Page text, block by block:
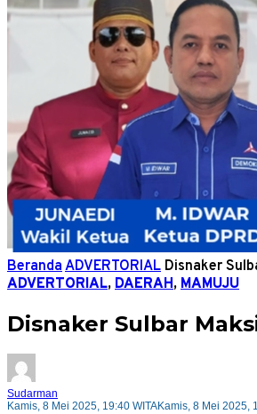
Beranda ADVERTORIAL Disnaker
ADVERTORIAL, DAERAH, MAMUJU
Disnaker Sulbar
Sudarman
Kamis, 8 Mei 2025, 19:40 WITAKamis, 8 Mei 2025,